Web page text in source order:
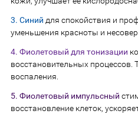
3. Синий для спокойствия и
уменьшения красноты и
4. Фиолетовый для тонизации
восстановительных процессов.
воспаления.
5. Фиолетовый импульсный
восстановление клеток,